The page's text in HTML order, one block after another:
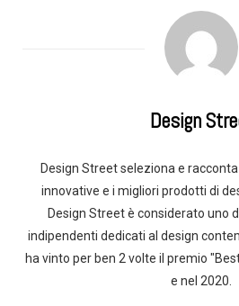
Design
Design Street seleziona e
innovative e i migliori prodotti di
Design Street è considerato uno
indipendenti dedicati al design
ha vinto per ben 2 volte il premio
e nel 2020.